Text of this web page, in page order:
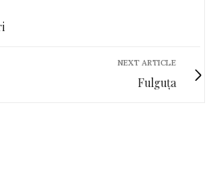
NEXT ARTICLE
Fulguța